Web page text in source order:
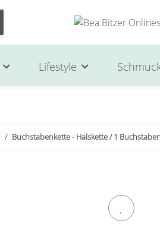
Lifestyle
Buchstabenkette - Halskette / 1